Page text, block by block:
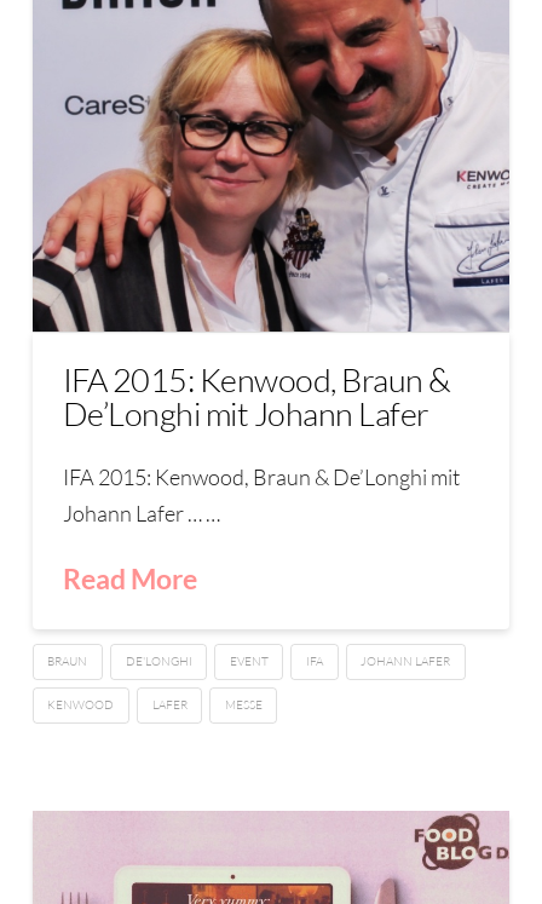
IFA 2015: Kenwood, Braun &
De’Longhi mit Johann Lafer
IFA 2015: Kenwood, Braun & De’Longhi mit
Johann Lafer … …
Read More
BRAUN DE'LONGHI EVENT IFA JOHANN LAFER
KENWOOD LAFER MESSE